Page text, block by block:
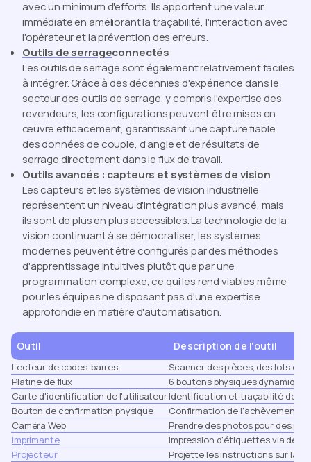
avec un minimum d'efforts. Ils apportent une valeur
immédiate en améliorant la traçabilité, l'interaction avec
l'opérateur et la prévention des erreurs.
Outils de serrageconnectés
Les outils de serrage sont également relativement faciles
à intégrer. Grâce à des décennies d'expérience dans le
secteur des outils de serrage, y compris l'expertise des
revendeurs, les configurations peuvent être mises en
œuvre efficacement, garantissant une capture fiable
des données de couple, d'angle et de résultats de
serrage directement dans le flux de travail.
Outils avancés : capteurs et systèmes de vision
Les capteurs et les systèmes de vision industrielle
représentent un niveau d'intégration plus avancé, mais
ils sont de plus en plus accessibles. La technologie de la
vision continuant à se démocratiser, les systèmes
modernes peuvent être configurés par des méthodes
d'apprentissage intuitives plutôt que par une
programmation complexe, ce qui les rend viables même
pour les équipes ne disposant pas d'une expertise
approfondie en matière d'automatisation.
Outil Description de l'outil
Lecteur de codes-barres
Scanner des pièces, des lots ou
Platine de flux
6 boutons physiques
Carte d'identification de l'utilisateurIdentification et traçabilité de
Bouton de confirmation physique
Confirmation de l'achèvement
Caméra Web
Prendre des photos pour des
Imprimante
Impression d'étiquettes via des
Projecteur
Projette les instructions sur la